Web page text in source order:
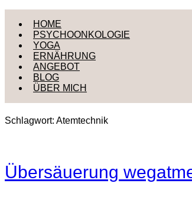
Inhalt
springen
HOME
PSYCHOONKOLOGIE
YOGA
ERNÄHRUNG
ANGEBOT
BLOG
ÜBER MICH
Schlagwort: Atemtechnik
Übersäuerung